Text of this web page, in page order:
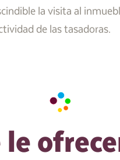
la visita al
de las tasadoras.
le